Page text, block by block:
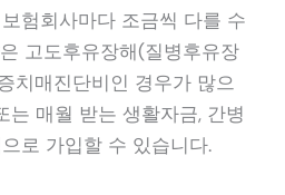
험회사마다 조금씩 다를 수
고도후유장해(질병후유장
치매진단비인 경우가 많으
는 매월 받는 생활자금, 간병
로 가입할 수 있습니다.